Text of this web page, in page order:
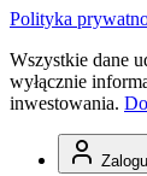
Polityka
Wszystkie dane
wyłącznie
inwestowania.